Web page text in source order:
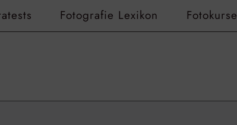
Fotografie Lexikon Fotokurse